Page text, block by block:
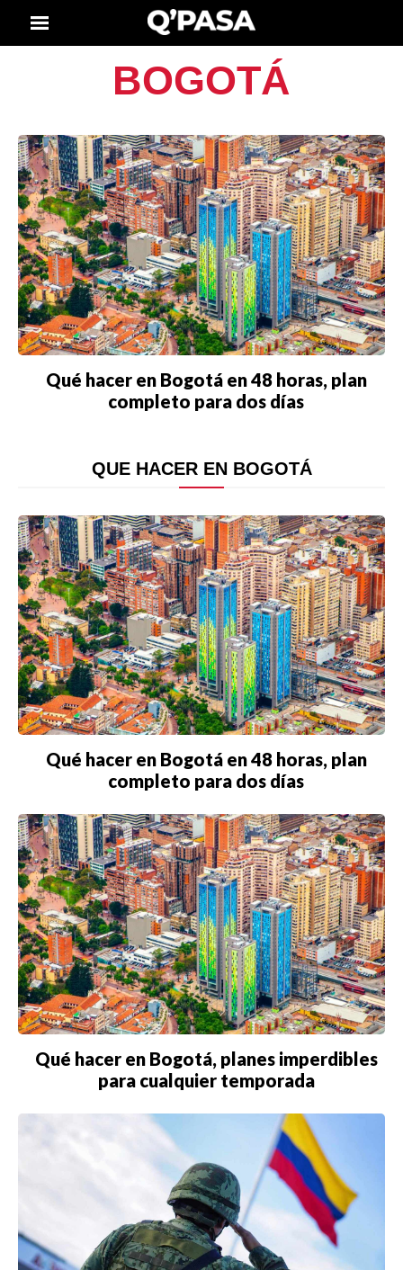
BOGOTÁ
Qué hacer en Bogotá en 48 horas, plan
completo para dos días
QUE HACER EN BOGOTÁ
Qué hacer en Bogotá en 48 horas, plan
completo para dos días
Qué hacer en Bogotá, planes imperdibles
para cualquier temporada